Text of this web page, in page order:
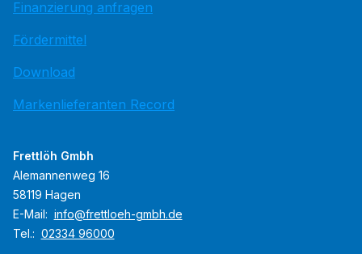
Finanzierung anfragen
Fördermittel
Download
Markenlieferanten Record
Frettlöh Gmbh
Alemannenweg 16
58119 Hagen
E-Mail: info@frettloeh-gmbh.de
Tel.: 02334 96000